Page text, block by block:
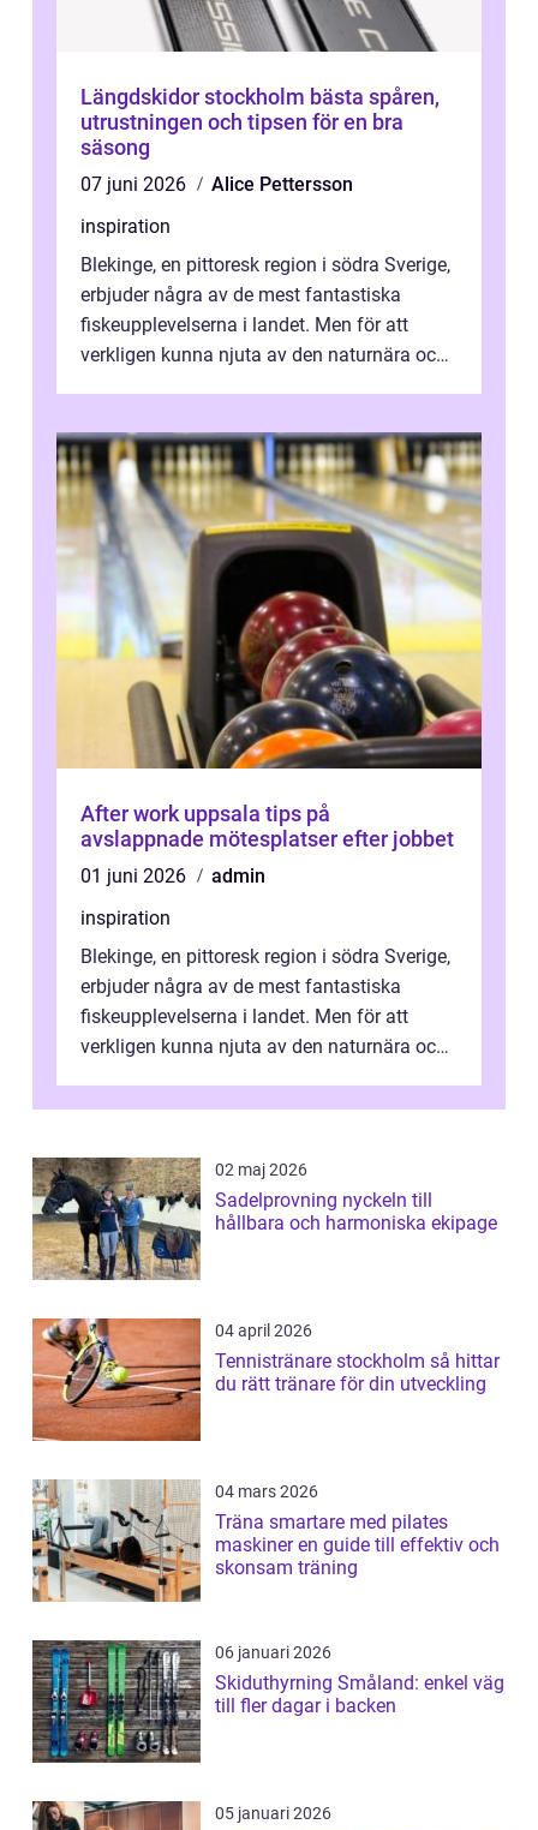
Längdskidor stockholm bästa spåren,
utrustningen och tipsen för en bra
säsong
07 juni 2026
Alice Pettersson
inspiration
Blekinge, en pittoresk region i södra Sverige,
erbjuder några av de mest fantastiska
fiskeupplevelserna i landet. Men för att
verkligen kunna njuta av den naturnära och
After work uppsala tips på
avslappnade mötesplatser efter jobbet
01 juni 2026
admin
inspiration
Blekinge, en pittoresk region i södra Sverige,
erbjuder några av de mest fantastiska
fiskeupplevelserna i landet. Men för att
verkligen kunna njuta av den naturnära och
02 maj 2026
Sadelprovning nyckeln till
hållbara och harmoniska ekipage
04 april 2026
Tennistränare stockholm så hittar
du rätt tränare för din utveckling
04 mars 2026
Träna smartare med pilates
maskiner en guide till effektiv och
skonsam träning
06 januari 2026
Skiduthyrning Småland: enkel väg
till fler dagar i backen
05 januari 2026